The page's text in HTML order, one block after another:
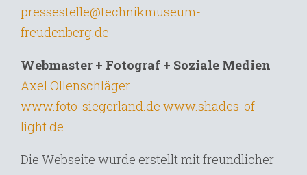
pressestelle@technikmuseum-
freudenberg.de
Webmaster + Fotograf + Soziale Medien
Axel Ollenschläger
www.foto-siegerland.de www.shades-of-
light.de
Die Webseite wurde erstellt mit freundlicher